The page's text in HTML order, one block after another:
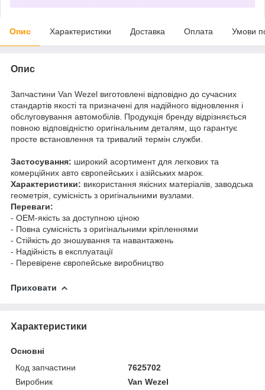
Опис Характеристики Доставка Оплата Умови
Опис
Запчастини Van Wezel виготовлені відповідно до сучасних
стандартів якості та призначені для надійного відновлення і
обслуговування автомобілів. Продукція бренду відрізняється
повною відповідністю оригінальним деталям, що гарантує
просте встановлення та тривалий термін служби.
Застосування: широкий асортимент для легкових та
комерційних авто європейських і азійських марок.
Характеристики: використання якісних матеріалів, заводська
геометрія, сумісність з оригінальними вузлами.
Переваги:
- OEM-якість за доступною ціною
- Повна сумісність з оригінальними кріпленнями
- Стійкість до зношування та навантажень
- Надійність в експлуатації
- Перевірене європейське виробництво
Приховати
Характеристики
Основні
Код запчастини
7625702
Виробник
Van Wezel